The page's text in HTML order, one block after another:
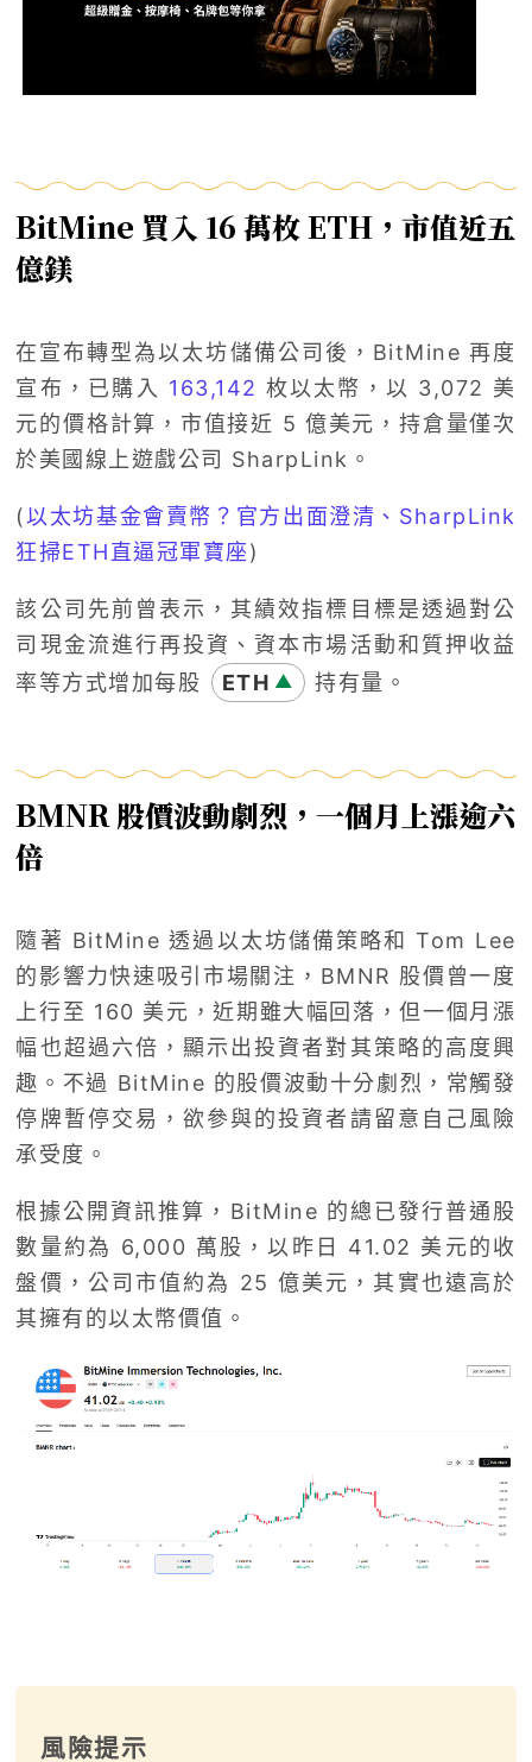
BitMine 買入 16 萬枚 ETH，市值近五
億鎂
在宣布轉型為以太坊儲備公司後，BitMine 再度
宣布，已購入 163,142 枚以太幣，以 3,072 美
元的價格計算，市值接近 5 億美元，持倉量僅次
於美國線上遊戲公司 SharpLink。
(以太坊基金會賣幣？官方出面澄清、SharpLink
狂掃ETH直逼冠軍寶座)
該公司先前曾表示，其績效指標目標是透過對公
司現金流進行再投資、資本市場活動和質押收益
率等方式增加每股
ETH ▲ 持有量。
BMNR 股價波動劇烈，一個月上漲逾六
倍
隨著 BitMine 透過以太坊儲備策略和 Tom Lee
的影響力快速吸引市場關注，BMNR 股價曾一度
上行至 160 美元，近期雖大幅回落，但一個月漲
幅也超過六倍，顯示出投資者對其策略的高度興
趣。不過 BitMine 的股價波動十分劇烈，常觸發
停牌暫停交易，欲參與的投資者請留意自己風險
承受度。
根據公開資訊推算，BitMine 的總已發行普通股
數量約為 6,000 萬股，以昨日 41.02 美元的收
盤價，公司市值約為 25 億美元，其實也遠高於
其擁有的以太幣價值。
風險提示